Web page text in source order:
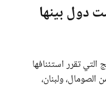
دول بينها
تقرر استئنافها
ولبنان،